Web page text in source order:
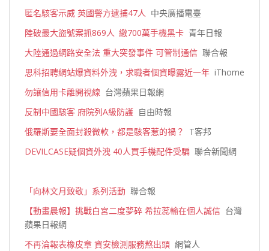
匿名駭客示威 英國警方逮捕47人 中央廣播電臺
陸破最大盜號案抓869人 繳700萬手機黑卡 青年日報
大陸通過網路安全法 重大突發事件 可管制通信 聯合報
思科招聘網站爆資料外洩，求職者個資曝露近一年 iThome
勿讓信用卡離開視線 台灣蘋果日報網
反制中國駭客 府院列A級防護 自由時報
俄羅斯要全面封殺微軟，都是駭客惹的禍？
T客邦
DEVILCASE疑個資外洩 40人買手機配件受騙 聯合新聞網
「向林文月致敬」系列活動 聯合報
【動畫晨報】挑戰白宮二度夢碎 希拉蕊輸在個人誠信 台灣
蘋果日報網
不再淪報表橡皮章 資安檢測服務熬出頭 網管人